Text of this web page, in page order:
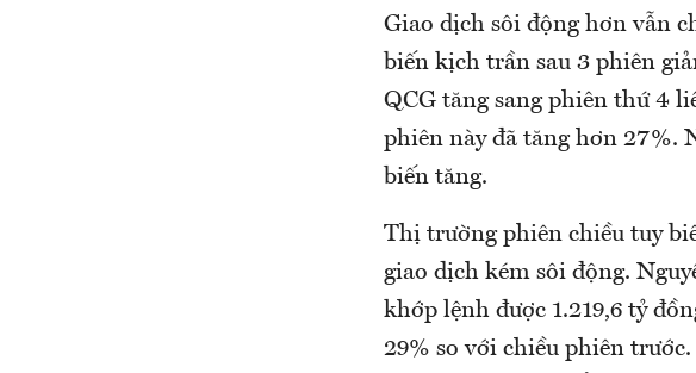
Giao dịch sôi động hơn vẫn
biến kịch trần sau 3 phiên
QCG tăng sang phiên thứ 4
phiên này đã tăng hơn 27%.
biến tăng.
Thị trường phiên chiều tuy
giao dịch kém sôi động.
khớp lệnh được 1.219,6 tỷ
29% so với chiều phiên